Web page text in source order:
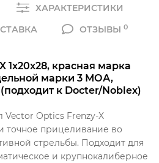
ХАРАКТЕРИСТИКИ
ОТЗЫВЫ 0
1x20x28, красная марка
марки 3 МОА,
к Docter/Noblex)
Optics Frenzy-X
точное прицеливание во
стрельбы. Подходит для
и крупнокалиберное